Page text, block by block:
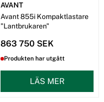
AVANT
Avant 855i Kompaktlastare
"Lantbrukaren"
863 750 SEK
Produkten har utgått
LÄS MER